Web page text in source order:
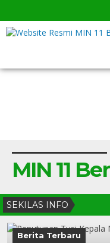
MIN 11
SEKILAS INFO
Berita Terbaru